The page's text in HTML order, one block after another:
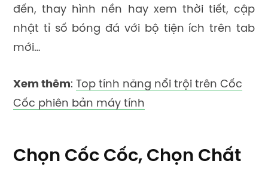
đến, thay hình nền hay xem thời tiết, cập
nhật tỉ số bóng đá với bộ tiện ích trên tab
mới…
Xem thêm: Top tính năng nổi trội trên Cốc
Cốc phiên bản máy tính
Chọn Cốc Cốc, Chọn Chất